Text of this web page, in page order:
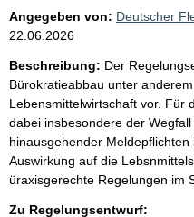
Angegeben von: Deutscher
22.06.2026
Beschreibung: Der
Bürokratieabbau unter
Lebensmittelwirtschaft vor. Für
dabei insbesondere der
hinausgehender
Auswirkung auf die
üraxisgerechte Regelungen im
Zu Regelungsentwurf: